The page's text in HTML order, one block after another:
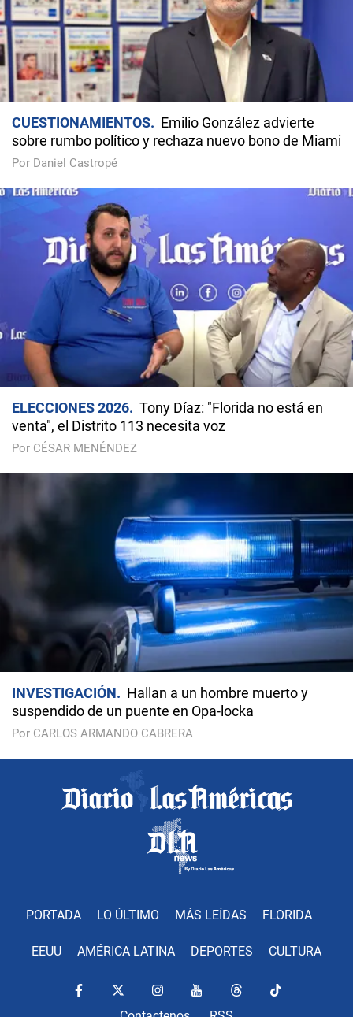
CUESTIONAMIENTOS
Emilio González advierte
sobre rumbo político y rechaza nuevo bono de Miami
Por Daniel Castropé
ELECCIONES 2026
Tony Díaz: "Florida no está en
venta", el Distrito 113 necesita voz
Por CÉSAR MENÉNDEZ
INVESTIGACIÓN
Hallan a un hombre muerto y
suspendido de un puente en Opa-locka
Por CARLOS ARMANDO CABRERA
PORTADA LO ÚLTIMO MÁS LEÍDAS FLORIDA
EEUU AMÉRICA LATINA DEPORTES CULTURA